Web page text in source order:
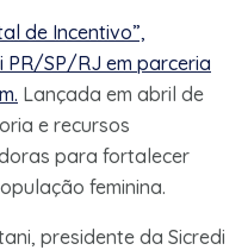
de Incentivo”,
PR/SP/RJ em parceria
Lançada em abril de
e recursos
para fortalecer
feminina.
presidente da Sicredi